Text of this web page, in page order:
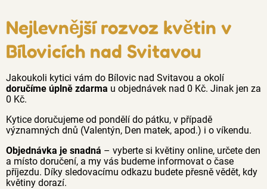
Nejlevnější rozvoz květin v
Bílovicích nad Svitavou
Jakoukoli kytici vám do Bílovic nad Svitavou a okolí
doručíme úplně zdarma u objednávek nad 0 Kč. Jinak jen za
0 Kč.
Kytice doručujeme od pondělí do pátku, v případě
významných dnů (Valentýn, Den matek, apod.) i o víkendu.
Objednávka je snadná – vyberte si květiny online, určete den
a místo doručení, a my vás budeme informovat o čase
příjezdu. Díky sledovacímu odkazu budete přesně vědět, kdy
květiny dorazí.